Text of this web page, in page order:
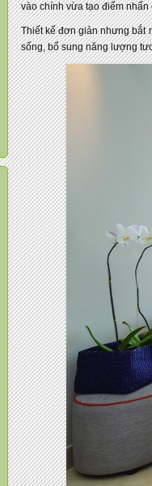
vào chính vừa tạo điểm
Thiết kế đơn giản nhưng bắt
sống, bổ sung năng lượng